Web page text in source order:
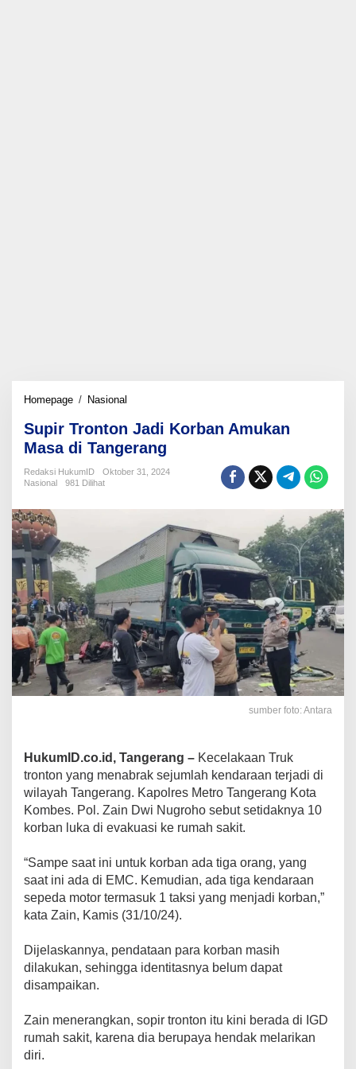
Homepage / Nasional
Jadi
Korban
Amukan
Masa
Supir Tronton Jadi Korban Amukan
Masa di Tangerang
Redaksi HukumID
Oktober 31, 2024
Nasional
981 Dilihat
sumber foto: Antara
HukumID.co.id, Tangerang – Kecelakaan Truk
tronton yang menabrak sejumlah kendaraan terjadi di
wilayah Tangerang. Kapolres Metro Tangerang Kota
Kombes. Pol. Zain Dwi Nugroho sebut setidaknya 10
korban luka di evakuasi ke rumah sakit.
“Sampe saat ini untuk korban ada tiga orang, yang
saat ini ada di EMC. Kemudian, ada tiga kendaraan
sepeda motor termasuk 1 taksi yang menjadi korban,”
kata Zain, Kamis (31/10/24).
Dijelaskannya, pendataan para korban masih
dilakukan, sehingga identitasnya belum dapat
disampaikan.
Zain menerangkan, sopir tronton itu kini berada di IGD
rumah sakit, karena dia berupaya hendak melarikan
diri.